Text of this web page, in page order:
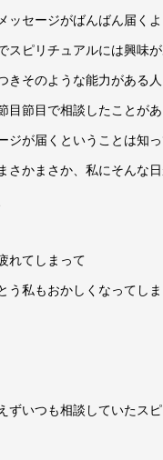
ッセージがばんばん届くよ
スピリチュアルには興味が
きそのような能力がある
目節目で相談したことが
ジが届くということは知
さかまさか、私にそんな
れてしまって
う私もおかしくなってし
ずいつも相談していたス